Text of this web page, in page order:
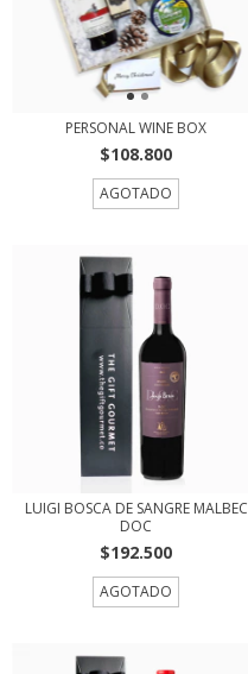
PERSONAL WINE BOX
$108.800
AGOTADO
LUIGI BOSCA DE SANGRE MALBEC
DOC
$192.500
AGOTADO